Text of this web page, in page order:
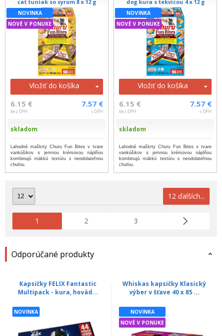
cat tuniak so syrom 8 x 12 g
NOVINKA
NOVÉ V PONUKE
Vložiť do košíka
6.15 €
bez DPH
7.57 €
s DPH
skladom
Lahodné maškrty Churu Fun Bites v tvare
vankúšikov s jemnou krémovou náplňou
kombinujú mäkkú textúru s neodolateľnou
chuťou.
dog kura s tekvicou 4 x 12 g
NOVINKA
NOVÉ V PONUKE
Vložiť do košíka
6.15 €
bez DPH
7.57 €
s DPH
skladom
Lahodné maškrty Churu Fun Bites v tvare
vankúšikov s jemnou krémovou náplňou
kombinujú mäkkú textúru s neodolateľnou
chuťou.
12 ďalších...
1 2 3
Odporúčané produkty
Kapsičky FELIX Fantastic
Multipack - kura, hoväd...
NOVINKA
Whiskas kapsičky Klasický
výber v šťave 40 x 85 ...
NOVINKA
NOVÉ V PONUKE